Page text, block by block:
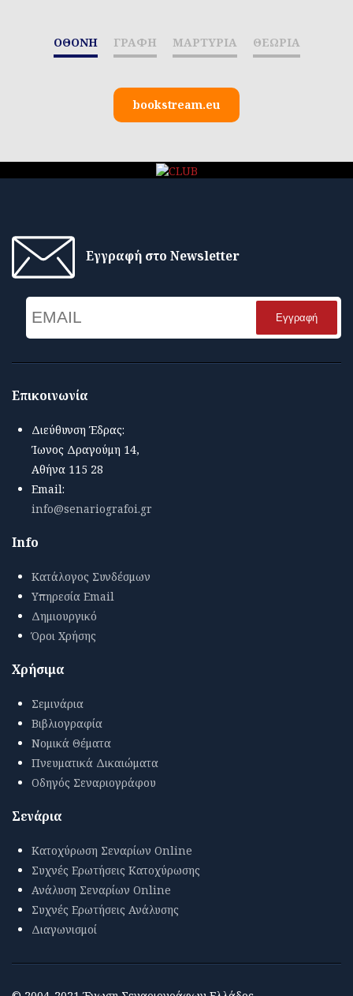
ΟΘΟΝΗ ΓΡΑΦΗ ΜΑΡΤΥΡΙΑ ΘΕΩΡΙΑ
bookstream.eu
Εγγραφή στο Newsletter
Name
Επικοινωνία
Διεύθυνση Έδρας:
Ίωνος Δραγούμη 14,
Αθήνα 115 28
Email:
info@senariografoi.gr
Info
Κατάλογος Συνδέσμων
Υπηρεσία Email
Δημιουργικό
Όροι Χρήσης
Χρήσιμα
Σεμινάρια
Βιβλιογραφία
Νομικά Θέματα
Πνευματικά Δικαιώματα
Οδηγός Σεναριογράφου
Σενάρια
Κατοχύρωση Σεναρίων Online
Συχνές Ερωτήσεις Κατοχύρωσης
Ανάλυση Σεναρίων Online
Συχνές Ερωτήσεις Ανάλυσης
Διαγωνισμοί